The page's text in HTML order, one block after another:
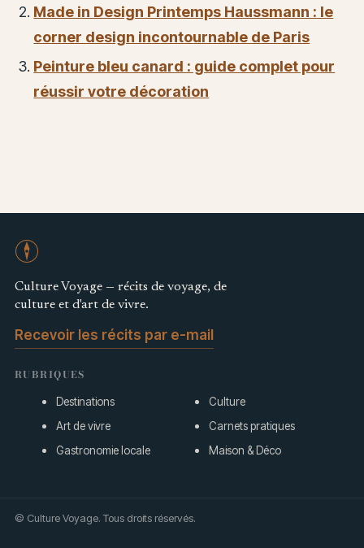
Made in Design Printemps Haussmann : le
corner design incontournable de Paris
Peinture bleu canard : guide complet pour
réussir votre décoration
Culture Voyage — récits de voyage, de
culture et d'art de vivre.
Recevoir les récits par e-mail
RUBRIQUES
Destinations
Culture
Art de vivre
Carnets pratiques
Gastronomie locale
Maison & Déco
© Culture Voyage. Tous droits réservés.